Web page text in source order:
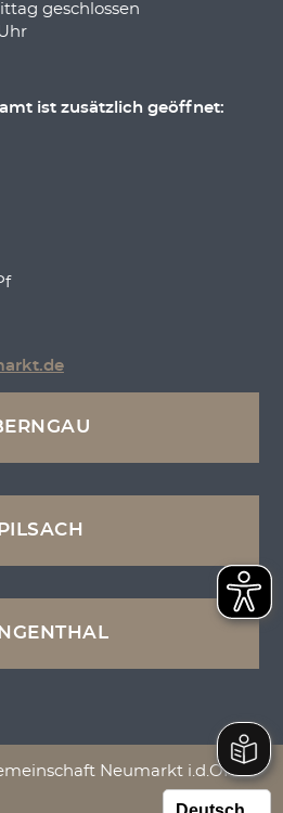
geschlossen
ist zusätzlich geöffnet:
PILSACH
Neumarkt i.d.OPf.